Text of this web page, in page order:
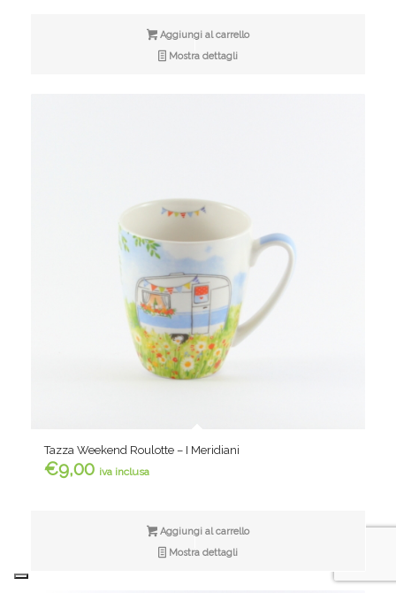
Aggiungi al carrello
Mostra dettagli
Tazza Weekend Roulotte – I Meridiani
€9,00 iva inclusa
Aggiungi al carrello
Mostra dettagli